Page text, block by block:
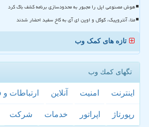
هوش مصنوعی اپل را مجبور به محدودسازی برنامه کشف باگ کرد
متا، آنتروپیک، گوگل و اوپن ای آی به کاخ سفید احضار شدند
تازه های کمک وب
تگهای كمك وب
اینترنت امنیت آنلاین ارتباطات
رپورتاژ اپراتور خدمات شركت